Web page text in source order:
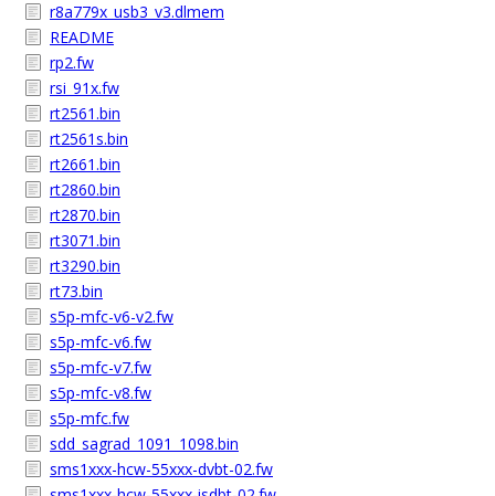
r8a779x_usb3_v3.dlmem
README
rp2.fw
rsi_91x.fw
rt2561.bin
rt2561s.bin
rt2661.bin
rt2860.bin
rt2870.bin
rt3071.bin
rt3290.bin
rt73.bin
s5p-mfc-v6-v2.fw
s5p-mfc-v6.fw
s5p-mfc-v7.fw
s5p-mfc-v8.fw
s5p-mfc.fw
sdd_sagrad_1091_1098.bin
sms1xxx-hcw-55xxx-dvbt-02.fw